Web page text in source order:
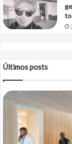
Últimos posts